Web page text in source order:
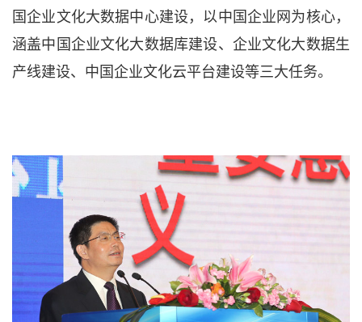
国企业文化大数据中心建设，以中国企业网为核心，
涵盖中国企业文化大数据库建设、企业文化大数据生
产线建设、中国企业文化云平台建设等三大任务。